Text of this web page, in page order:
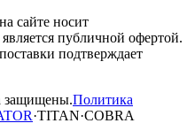
сайте носит
публичной офертой.
подтверждает
Политика
·TITAN·COBRA